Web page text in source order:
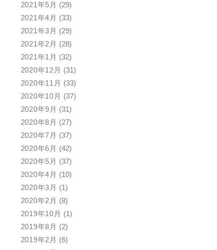
2021年5月 (29)
2021年4月 (33)
2021年3月 (29)
2021年2月 (28)
2021年1月 (32)
2020年12月 (31)
2020年11月 (33)
2020年10月 (37)
2020年9月 (31)
2020年8月 (27)
2020年7月 (37)
2020年6月 (42)
2020年5月 (37)
2020年4月 (10)
2020年3月 (1)
2020年2月 (8)
2019年10月 (1)
2019年8月 (2)
2019年2月 (6)